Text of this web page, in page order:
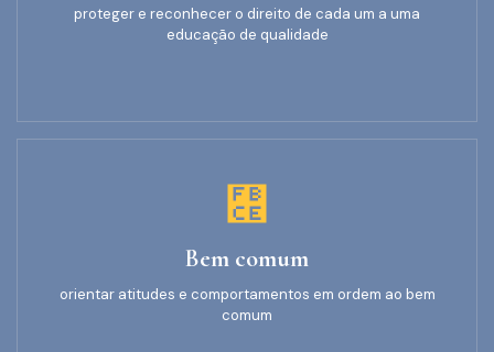
proteger e reconhecer o direito de cada um a uma
educação de qualidade
Bem comum
orientar atitudes e comportamentos em ordem ao bem
comum